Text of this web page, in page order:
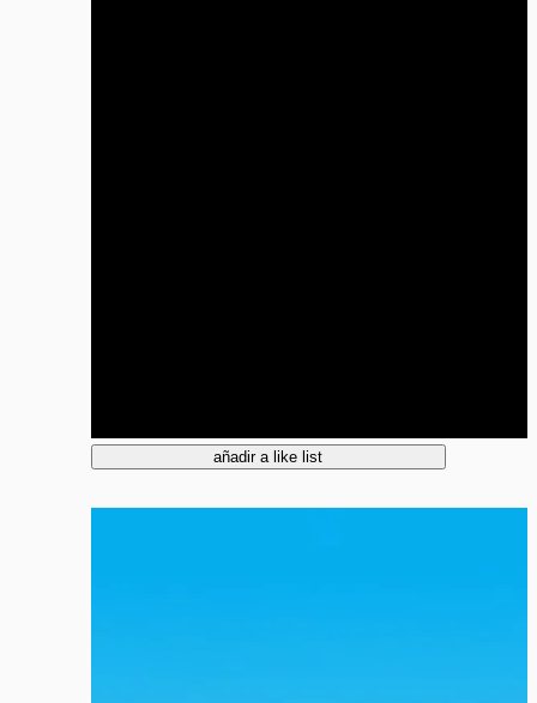
añadir a like list